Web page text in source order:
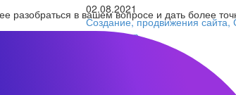
разобраться в вашем вопросе и дать более
02.08.2021
Создание, продвижения сайта,
фрилансер.